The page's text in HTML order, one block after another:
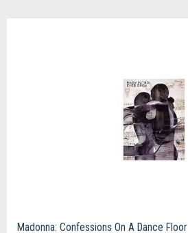
Madonna: Confessions On A Dance Floor